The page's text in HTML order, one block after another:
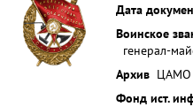
Дата
Воинское
генерал-
Архив ЦАМО
Фонд ист.